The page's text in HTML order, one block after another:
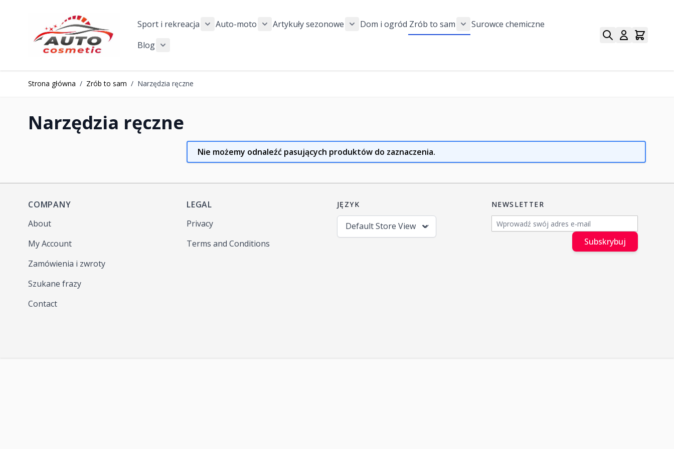
Sport i rekreacja
Auto-moto
Show submenu for Auto-moto category
Artykuły sezonowe
Show submenu for Artykuły sezonowe category
Dom i ogród Zrób to sam
Show submenu for Zrób to sam category
Surowce chemiczne
Blog
Strona główna / Zrób to sam / Narzędzia ręczne
Narzędzia ręczne
Nie możemy odnaleźć pasujących produktów do zaznaczenia.
COMPANY
About
My Account
Zamówienia i zwroty
Szukane frazy
Contact
LEGAL
Privacy
Terms and Conditions
JĘZYK
Default Store View
NEWSLETTER
Adres e-mail
Subskrybuj